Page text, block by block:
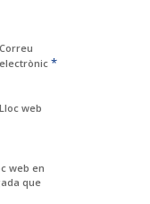
Correu
electrònic *
Lloc web
web en
que